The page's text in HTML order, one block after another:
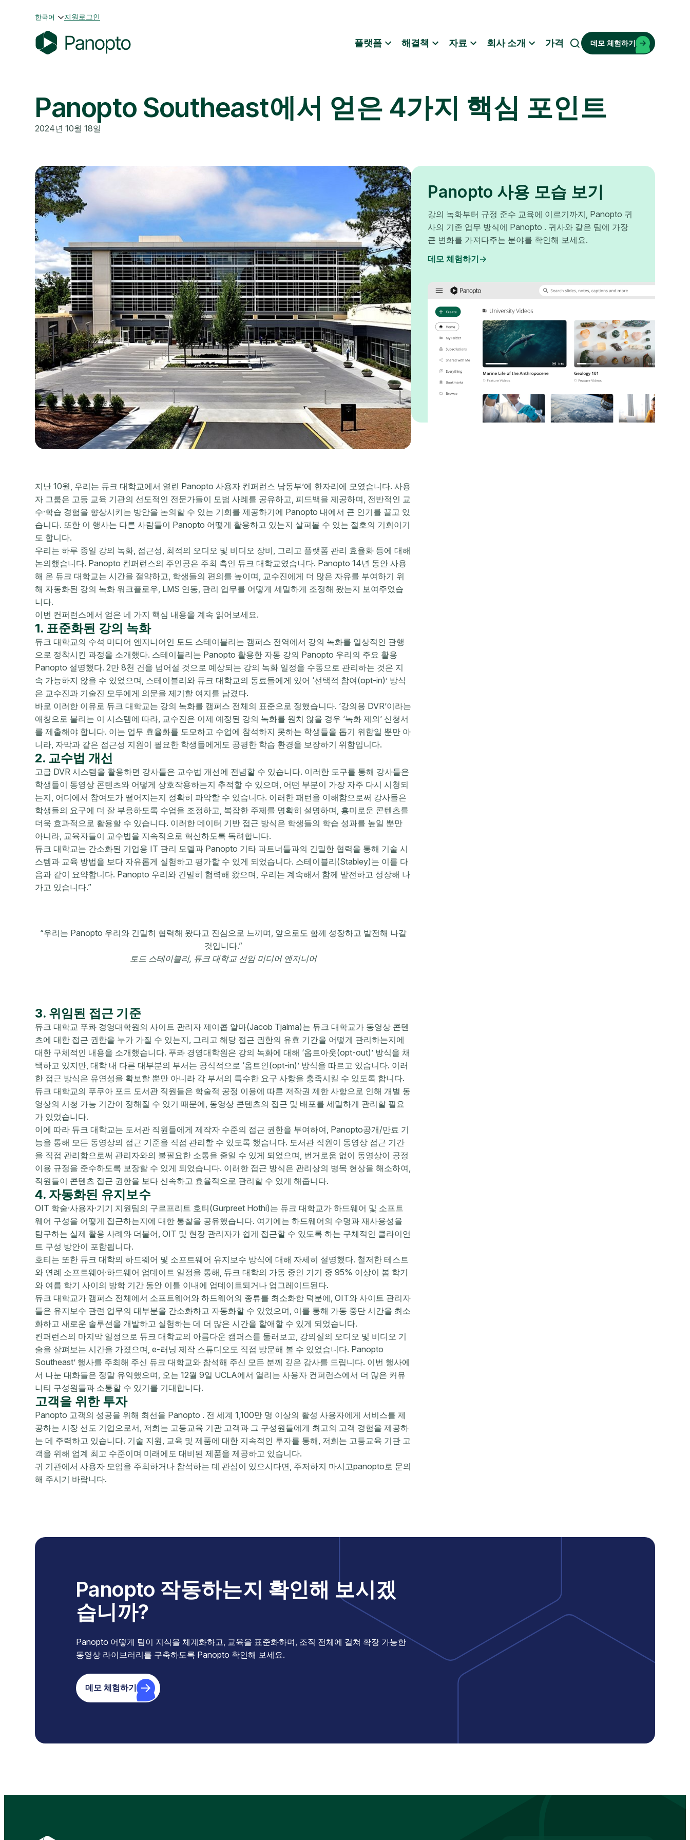
한국어 지원 로그인
o
t
플랫폼 해결책 자료 회사 소개 가격
검
데모 체험하기
Panopto Southeast에서 얻은 4가지 핵심 포인트
2024년 10월 18일
지난 10월, 우리는 듀크 대학교에서 열린 Panopto 사용자 컨퍼런스 남동부’에 한자리에 모였습니다. 사용
자 그룹은 고등 교육 기관의 선도적인 전문가들이 모범 사례를 공유하고, 피드백을 제공하며, 전반적인 교
수·학습 경험을 향상시키는 방안을 논의할 수 있는 기회를 제공하기에 Panopto 내에서 큰 인기를 끌고 있
습니다. 또한 이 행사는 다른 사람들이 Panopto 어떻게 활용하고 있는지 살펴볼 수 있는 절호의 기회이기
도 합니다.
우리는 하루 종일 강의 녹화, 접근성, 최적의 오디오 및 비디오 장비, 그리고 플랫폼 관리 효율화 등에 대해
논의했습니다. Panopto 컨퍼런스의 주인공은 주최 측인 듀크 대학교였습니다. Panopto 14년 동안 사용
해 온 듀크 대학교는 시간을 절약하고, 학생들의 편의를 높이며, 교수진에게 더 많은 자유를 부여하기 위
해 자동화된 강의 녹화 워크플로우, LMS 연동, 관리 업무를 어떻게 세밀하게 조정해 왔는지 보여주었습
니다.
이번 컨퍼런스에서 얻은 네 가지 핵심 내용을 계속 읽어보세요.
1. 표준화된 강의 녹화
듀크 대학교의 수석 미디어 엔지니어인 토드 스테이블리는 캠퍼스 전역에서 강의 녹화를 일상적인 관행
으로 정착시킨 과정을 소개했다. 스테이블리는 Panopto 활용한 자동 강의 Panopto 우리의 주요 활용
Panopto 설명했다. 2만 8천 건을 넘어설 것으로 예상되는 강의 녹화 일정을 수동으로 관리하는 것은 지
속 가능하지 않을 수 있었으며, 스테이블리와 듀크 대학교의 동료들에게 있어 ‘선택적 참여(opt-in)’ 방식
은 교수진과 기술진 모두에게 의문을 제기할 여지를 남겼다.
바로 이러한 이유로 듀크 대학교는 강의 녹화를 캠퍼스 전체의 표준으로 정했습니다. ‘강의용 DVR’이라는
애칭으로 불리는 이 시스템에 따라, 교수진은 이제 예정된 강의 녹화를 원치 않을 경우 ‘녹화 제외’ 신청서
를 제출해야 합니다. 이는 업무 효율화를 도모하고 수업에 참석하지 못하는 학생들을 돕기 위함일 뿐만 아
니라, 자막과 같은 접근성 지원이 필요한 학생들에게도 공평한 학습 환경을 보장하기 위함입니다.
2. 교수법 개선
고급 DVR 시스템을 활용하면 강사들은 교수법 개선에 전념할 수 있습니다. 이러한 도구를 통해 강사들은
학생들이 동영상 콘텐츠와 어떻게 상호작용하는지 추적할 수 있으며, 어떤 부분이 가장 자주 다시 시청되
는지, 어디에서 참여도가 떨어지는지 정확히 파악할 수 있습니다. 이러한 패턴을 이해함으로써 강사들은
학생들의 요구에 더 잘 부응하도록 수업을 조정하고, 복잡한 주제를 명확히 설명하며, 흥미로운 콘텐츠를
더욱 효과적으로 활용할 수 있습니다. 이러한 데이터 기반 접근 방식은 학생들의 학습 성과를 높일 뿐만
아니라, 교육자들이 교수법을 지속적으로 혁신하도록 독려합니다.
듀크 대학교는 간소화된 기업용 IT 관리 모델과 Panopto 기타 파트너들과의 긴밀한 협력을 통해 기술 시
스템과 교육 방법을 보다 자유롭게 실험하고 평가할 수 있게 되었습니다. 스테이블리(Stabley)는 이를 다
음과 같이 요약합니다. Panopto 우리와 긴밀히 협력해 왔으며, 우리는 계속해서 함께 발전하고 성장해 나
가고 있습니다.”
“우리는 Panopto 우리와 긴밀히 협력해 왔다고 진심으로 느끼며, 앞으로도 함께 성장하고 발전해 나갈
것입니다.”
토드 스테이블리, 듀크 대학교 선임 미디어 엔지니어
3. 위임된 접근 기준
듀크 대학교 푸콰 경영대학원의 사이트 관리자 제이콥 얄마(Jacob Tjalma)는 듀크 대학교가 동영상 콘텐
츠에 대한 접근 권한을 누가 가질 수 있는지, 그리고 해당 접근 권한의 유효 기간을 어떻게 관리하는지에
대한 구체적인 내용을 소개했습니다. 푸콰 경영대학원은 강의 녹화에 대해 ‘옵트아웃(opt-out)’ 방식을 채
택하고 있지만, 대학 내 다른 대부분의 부서는 공식적으로 ‘옵트인(opt-in)’ 방식을 따르고 있습니다. 이러
한 접근 방식은 유연성을 확보할 뿐만 아니라 각 부서의 특수한 요구 사항을 충족시킬 수 있도록 합니다.
듀크 대학교의 푸쿠아 포드 도서관 직원들은 학술적 공정 이용에 따른 저작권 제한 사항으로 인해 개별 동
영상의 시청 가능 기간이 정해질 수 있기 때문에, 동영상 콘텐츠의 접근 및 배포를 세밀하게 관리할 필요
가 있었습니다.
이에 따라 듀크 대학교는 도서관 직원들에게 제작자 수준의 접근 권한을 부여하여, Panopto공개/만료 기
능을 통해 모든 동영상의 접근 기준을 직접 관리할 수 있도록 했습니다. 도서관 직원이 동영상 접근 기간
을 직접 관리함으로써 관리자와의 불필요한 소통을 줄일 수 있게 되었으며, 번거로움 없이 동영상이 공정
이용 규정을 준수하도록 보장할 수 있게 되었습니다. 이러한 접근 방식은 관리상의 병목 현상을 해소하여,
직원들이 콘텐츠 접근 권한을 보다 신속하고 효율적으로 관리할 수 있게 해줍니다.
4. 자동화된 유지보수
OIT 학술·사용자·기기 지원팀의 구르프리트 호티(Gurpreet Hothi)는 듀크 대학교가 하드웨어 및 소프트
웨어 구성을 어떻게 접근하는지에 대한 통찰을 공유했습니다. 여기에는 하드웨어의 수명과 재사용성을
탐구하는 실제 활용 사례와 더불어, OIT 및 현장 관리자가 쉽게 접근할 수 있도록 하는 구체적인 클라이언
트 구성 방안이 포함됩니다.
호티는 또한 듀크 대학의 하드웨어 및 소프트웨어 유지보수 방식에 대해 자세히 설명했다. 철저한 테스트
와 연례 소프트웨어·하드웨어 업데이트 일정을 통해, 듀크 대학의 가동 중인 기기 중 95% 이상이 봄 학기
와 여름 학기 사이의 방학 기간 동안 이틀 이내에 업데이트되거나 업그레이드된다.
듀크 대학교가 캠퍼스 전체에서 소프트웨어와 하드웨어의 종류를 최소화한 덕분에, OIT와 사이트 관리자
들은 유지보수 관련 업무의 대부분을 간소화하고 자동화할 수 있었으며, 이를 통해 가동 중단 시간을 최소
화하고 새로운 솔루션을 개발하고 실험하는 데 더 많은 시간을 할애할 수 있게 되었습니다.
컨퍼런스의 마지막 일정으로 듀크 대학교의 아름다운 캠퍼스를 둘러보고, 강의실의 오디오 및 비디오 기
술을 살펴보는 시간을 가졌으며, e-러닝 제작 스튜디오도 직접 방문해 볼 수 있었습니다. Panopto
Southeast’ 행사를 주최해 주신 듀크 대학교와 참석해 주신 모든 분께 깊은 감사를 드립니다. 이번 행사에
서 나눈 대화들은 정말 유익했으며, 오는 12월 9일 UCLA에서 열리는 사용자 컨퍼런스에서 더 많은 커뮤
니티 구성원들과 소통할 수 있기를 기대합니다.
고객을 위한 투자
Panopto 고객의 성공을 위해 최선을 Panopto . 전 세계 1,100만 명 이상의 활성 사용자에게 서비스를 제
공하는 시장 선도 기업으로서, 저희는 고등교육 기관 고객과 그 구성원들에게 최고의 고객 경험을 제공하
는 데 주력하고 있습니다. 기술 지원, 교육 및 제품에 대한 지속적인 투자를 통해, 저희는 고등교육 기관 고
객을 위해 업계 최고 수준이며 미래에도 대비된 제품을 제공하고 있습니다.
귀 기관에서 사용자 모임을 주최하거나 참석하는 데 관심이 있으시다면, 주저하지 마시고panopto로 문의
해 주시기 바랍니다.
Panopto 사용 모습 보기
강의 녹화부터 규정 준수 교육에 이르기까지, Panopto 귀
사의 기존 업무 방식에 Panopto . 귀사와 같은 팀에 가장
큰 변화를 가져다주는 분야를 확인해 보세요.
데모 체험하기
Panopto 작동하는지 확인해 보시겠
습니까?
Panopto 어떻게 팀이 지식을 체계화하고, 교육을 표준화하며, 조직 전체에 걸쳐 확장 가능한
동영상 라이브러리를 구축하도록 Panopto 확인해 보세요.
데모 체험하기